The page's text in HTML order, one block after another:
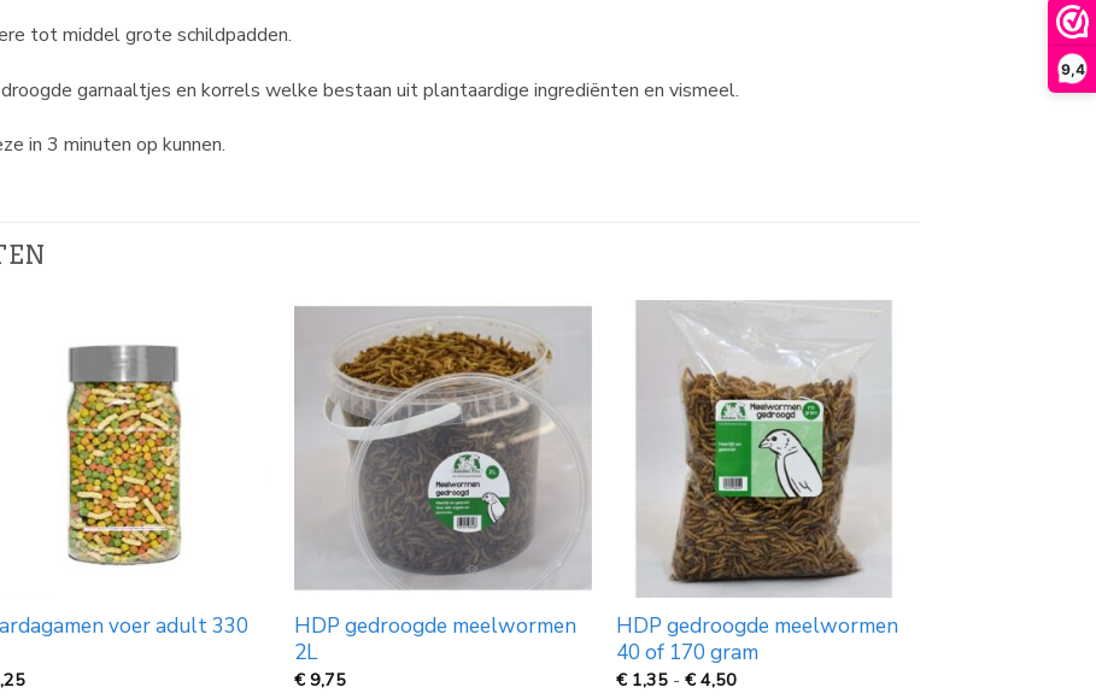
9,4
tot middel grote schildpadden.
garnaaltjes en korrels welke bestaan uit plantaardige ingrediënten en vismeel.
in 3 minuten op kunnen.
voer adult 330
HDP gedroogde meelwormen
2L
€9,75
HDP gedroogde meelwormen
40 of 170 gram
€ 1,35 - € 4,50Prijsklasse: